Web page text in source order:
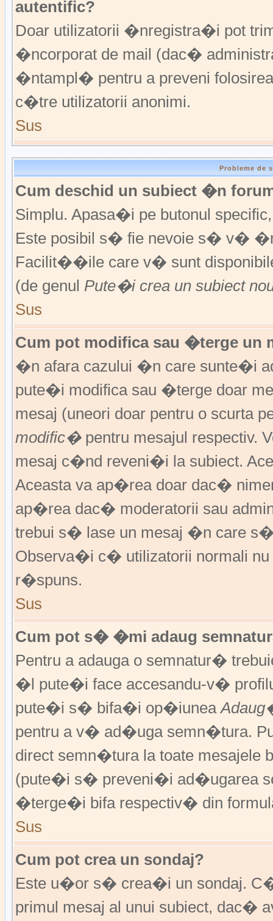
autentific?
Doar utilizatorii �nregistra�i pot
�ncorporat de mail (dac�
�ntampl� pentru a preveni
c�tre utilizatorii anonimi.
Sus
Probleme de
Cum deschid un subiect �n
Simplu. Apasa�i pe butonul
Este posibil s� fie nevoie s� v�
Facilit��ile care v� sunt
(de genul Pute�i crea un subiect
Sus
Cum pot modifica sau �terge un
�n afara cazului �n care sunte�i
pute�i modifica sau �terge doar
mesaj (uneori doar pentru o
modific�pentru mesajul respectiv.
mesaj c�nd reveni�i la subiect.
Aceasta va ap�rea doar dac�
ap�rea dac� moderatorii sau
trebui s� lase un mesaj �n care
Observa�i c� utilizatorii normali
r�spuns.
Sus
Cum pot s� �mi adaug
Pentru a adauga o semnatur�
�l pute�i face accesandu-v�
pute�i s� bifa�i op�iunea
pentru a v� ad�uga semn�tura.
direct semn�tura la toate mesajele
(pute�i s� preveni�i ad�ugarea
�terge�i bifa respectiv� din
Sus
Cum pot crea un sondaj?
Este u�or s� crea�i un sondaj.
primul mesaj al unui subiect, dac�